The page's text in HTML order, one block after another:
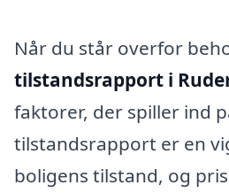
Når du står overfor
tilstandsrapport i
faktorer, der spiller ind
tilstandsrapport er en
boligens tilstand, og